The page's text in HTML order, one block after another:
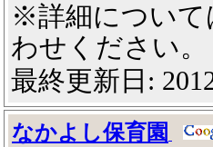
※詳細について
わせください。
最終更新日:
なかよし保育園